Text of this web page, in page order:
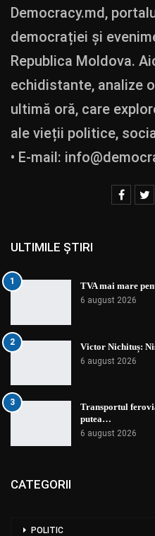
Democracy.md,
democrației și
Republica Moldova.
echidistante, analize
ultimă oră, care
ale vieții politice,
• E-mail:
ULTIMILE ȘTIRI
1 TVA mai mare
6 august 2026
2 Victor Nichituș:
6 august 2026
3
Transportul
putea…
6 august 2026
CATEGORII
POLITIC